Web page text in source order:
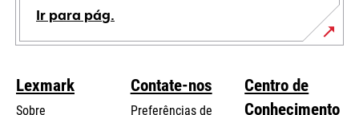
Ir para pág.
Lexmark
Sobre
Contate-nos
Preferências de
Centro de
Conhecimento